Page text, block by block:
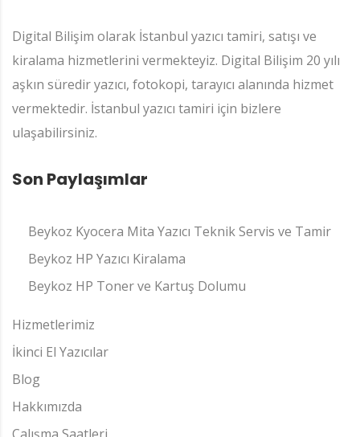
Digital Bilişim olarak İstanbul yazıcı tamiri, satışı ve
kiralama hizmetlerini vermekteyiz. Digital Bilişim 20 yılı
aşkın süredir yazıcı, fotokopi, tarayıcı alanında hizmet
vermektedir. İstanbul yazıcı tamiri için bizlere
ulaşabilirsiniz.
Son Paylaşımlar
Beykoz Kyocera Mita Yazıcı Teknik Servis ve Tamir
Beykoz HP Yazıcı Kiralama
Beykoz HP Toner ve Kartuş Dolumu
Hizmetlerimiz
İkinci El Yazıcılar
Blog
Hakkımızda